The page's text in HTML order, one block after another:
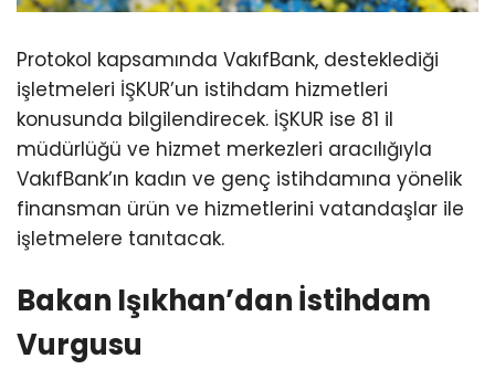
Protokol kapsamında VakıfBank, desteklediği
işletmeleri İŞKUR’un istihdam hizmetleri
konusunda bilgilendirecek. İŞKUR ise 81 il
müdürlüğü ve hizmet merkezleri aracılığıyla
VakıfBank’ın kadın ve genç istihdamına yönelik
finansman ürün ve hizmetlerini vatandaşlar ile
işletmelere tanıtacak.
Bakan Işıkhan’dan İstihdam
Vurgusu